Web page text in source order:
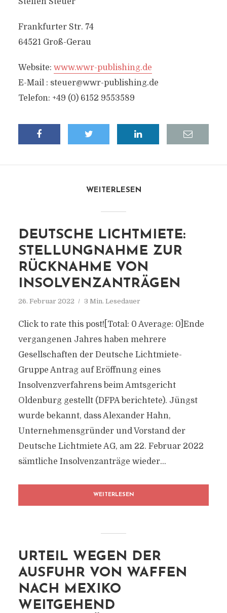
Frankfurter Str. 74
64521 Groß-Gerau
Website: www.wwr-publishing.de
E-Mail : steuer@wwr-publishing.de
Telefon: +49 (0) 6152 9553589
WEITERLESEN
DEUTSCHE LICHTMIETE:
STELLUNGNAHME ZUR
RÜCKNAHME VON
INSOLVENZANTRÄGEN
26. Februar 2022 3 Min. Lesedauer
Click to rate this post![Total: 0 Average: 0]Ende
vergangenen Jahres haben mehrere
Gesellschaften der Deutsche Lichtmiete-
Gruppe Antrag auf Eröffnung eines
Insolvenzverfahrens beim Amtsgericht
Oldenburg gestellt (DFPA berichtete). Jüngst
wurde bekannt, dass Alexander Hahn,
Unternehmensgründer und Vorstand der
Deutsche Lichtmiete AG, am 22. Februar 2022
sämtliche Insolvenzanträge wieder...
WEITERLESEN
URTEIL WEGEN DER
AUSFUHR VON WAFFEN
NACH MEXIKO
WEITGEHEND